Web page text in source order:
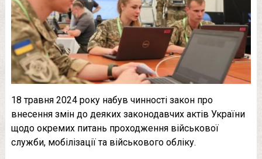
18 травня 2024 року набув чинності закон про
внесення змін до деяких законодавчих актів України
щодо окремих питань проходження військової
служби, мобілізації та військового обліку.